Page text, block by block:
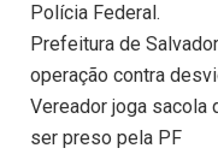
Polícia Federal.
Prefeitura de
operação contra
Vereador joga sacola
ser preso pela PF